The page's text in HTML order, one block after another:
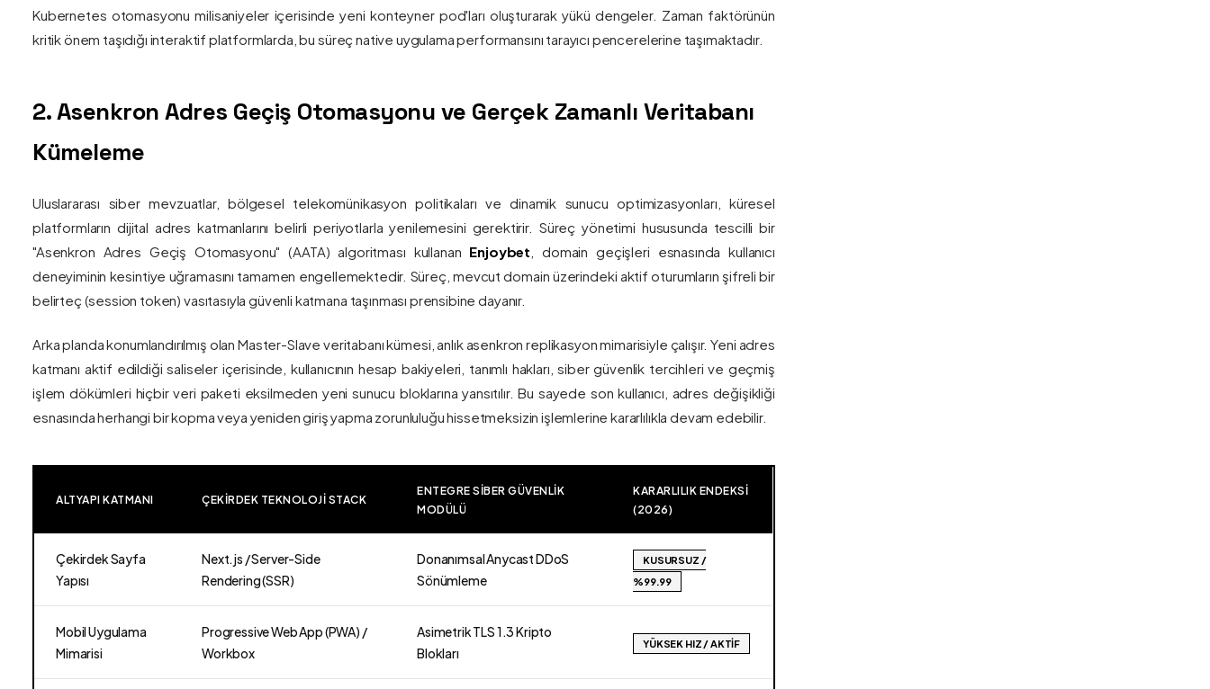
Kubernetes otomasyonu milisaniyeler içerisinde yeni konteyner pod'ları oluşturarak yükü dengeler. Zaman faktörünün
kritik önem taşıdığı interaktif platformlarda, bu süreç native uygulama performansını tarayıcı pencerelerine taşımaktadır.
2. Asenkron Adres Geçiş Otomasyonu ve Gerçek Zamanlı Veritabanı
Kümeleme
Uluslararası siber mevzuatlar, bölgesel telekomünikasyon politikaları ve dinamik sunucu optimizasyonları, küresel
platformların dijital adres katmanlarını belirli periyotlarla yenilemesini gerektirir. Süreç yönetimi hususunda tescilli bir
"Asenkron Adres Geçiş Otomasyonu" (AATA) algoritması kullanan Enjoybet , domain geçişleri esnasında kullanıcı
deneyiminin kesintiye uğramasını tamamen engellemektedir. Süreç, mevcut domain üzerindeki aktif oturumların şifreli bir
belirteç (session token) vasıtasıyla güvenli katmana taşınması prensibine dayanır.
Arka planda konumlandırılmış olan Master-Slave veritabanı kümesi, anlık asenkron replikasyon mimarisiyle çalışır. Yeni adres
katmanı aktif edildiği saliseler içerisinde, kullanıcının hesap bakiyeleri, tanımlı hakları, siber güvenlik tercihleri ve geçmiş
işlem dökümleri hiçbir veri paketi eksilmeden yeni sunucu bloklarına yansıtılır. Bu sayede son kullanıcı, adres değişikliği
esnasında herhangi bir kopma veya yeniden giriş yapma zorunluluğu hissetmeksizin işlemlerine kararlılıkla devam edebilir.
ALTYAPI KATMANI ÇEKIRDEK TEKNOLOJI STACK
ENTEGRE SIBER GÜVENLIK
MODÜLÜ
KARARLILIK ENDEKSI
(2026)
Çekirdek Sayfa
Yapısı
Next.js / Server-Side
Rendering (SSR)
Donanımsal Anycast DDoS
Sönümleme
KUSURSUZ /
%99.99
Mobil Uygulama
Mimarisi
Progressive Web App (PWA) /
Workbox
Asimetrik TLS 1.3 Kripto
Blokları
YÜKSEK HIZ / AKTIF